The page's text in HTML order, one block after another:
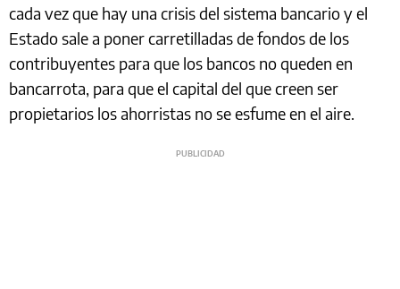
cada vez que hay una crisis del sistema bancario y el
Estado sale a poner carretilladas de fondos de los
contribuyentes para que los bancos no queden en
bancarrota, para que el capital del que creen ser
propietarios los ahorristas no se esfume en el aire.